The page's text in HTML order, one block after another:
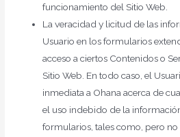
funcionamiento del Sitio Web.
La veracidad y licitud de las
Usuario en los formularios
acceso a ciertos Contenidos o
Sitio Web. En todo caso, el
inmediata a Ohana acerca de
el uso indebido de la
formularios, tales como, pero no